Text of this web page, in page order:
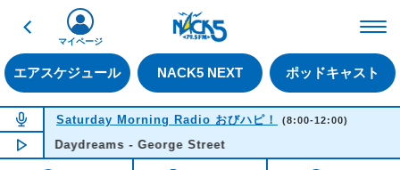
戻る
エアスケジュール NACK5 NEXT ポッドキャスト
マイページ
NOW ON AIR
Saturday Morning Radio おびハピ！ (8:00-12:00)
NOW PLAYING 11:49
Daydreams - George Street